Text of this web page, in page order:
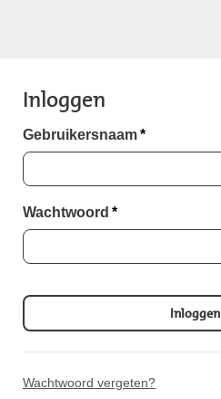
Inloggen
Gebruikersnaam*
Wachtwoord *
Inloggen
Wachtwoord vergeten?